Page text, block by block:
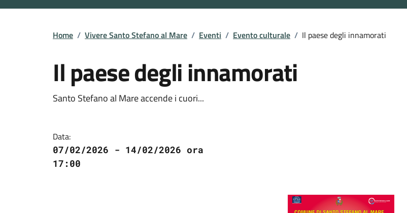
Home / Vivere Santo Stefano al Mare / Eventi / Evento culturale / Il paese degli innamorati
Il paese degli innamorati
Santo Stefano al Mare accende i cuori...
Data:
07/02/2026 - 14/02/2026 ora
17:00